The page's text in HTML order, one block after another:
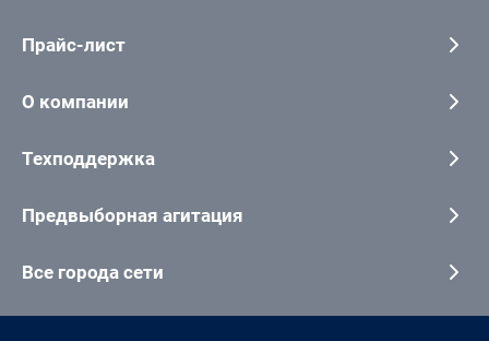
Прайс-лист
О компании
Техподдержка
Предвыборная агитация
Все города сети